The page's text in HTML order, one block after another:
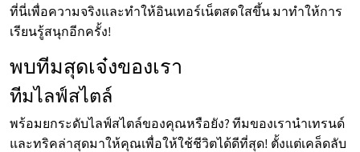
ที่นี่เพื่อความจริงและทำให้อินเทอร์เน็ตสดใสขึ้น มาทำให้การ
เรียนรู้สนุกอีกครั้ง!
พบทีมสุดเจ๋งของเรา
ทีมไลฟ์สไตล์
พร้อมยกระดับไลฟ์สไตล์ของคุณหรือยัง? ทีมของเรานำเทรนด์
และทริคล่าสุดมาให้คุณเพื่อให้ใช้ชีวิตได้ดีที่สุด! ตั้งแต่เคล็ดลับ